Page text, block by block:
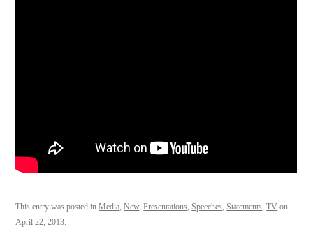
This entry was posted inMedia,New,Presentations,Speeches,Statements,TV on
April 22, 2013.